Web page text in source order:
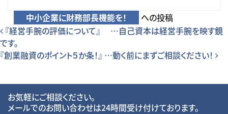
中小企業に財務部長機能を！ への投稿
投稿ナビゲーション
『経営手腕の評価について』 …自己資本は経営手腕を映す鏡
です。
『創業融資のポイント５か条！』 …動く前にまずご相談ください！
お気軽にご相談ください。
メールでのお問い合わせは24時間受け付けております。